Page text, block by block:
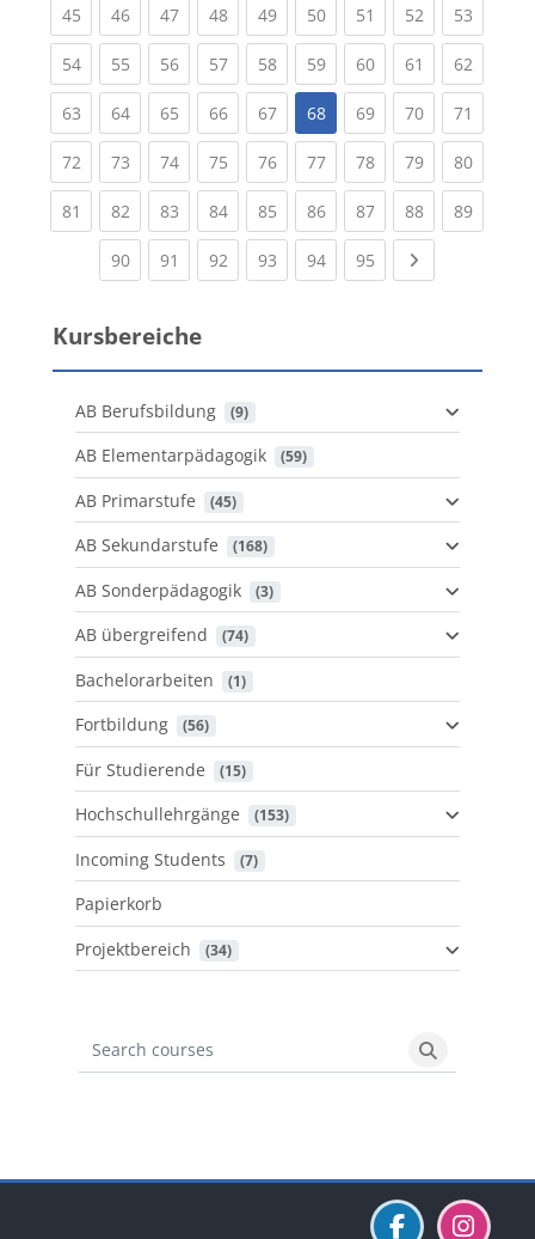
45(current)
46(current)
47(current)
48(current)
49(current)
50(current)
51 (current)
52(current)
53
54(current)
55(current)
56(current)
57(current)
58(current)
59(current)
60(current)
61 (current)
62
63(current)
64(current)
65(current)
66(current)
67(current)
68 69(current)
70(current)
71
72(current)
73(current)
74(current)
75(current)
76(current)
77(current)
78(current)
79(current)
80
81 (current)
82(current)
83(current)
84(current)
85(current)
86(current)
87(current)
88(current)
89
90(current)
91 (current)
92(current)
93(current)
94(current)
95(current)
Kursbereiche
AB Berufsbildung (9)
AB Elementarpädagogik (59)
AB Primarstufe (45)
AB Sekundarstufe (168)
AB Sonderpädagogik (3)
AB übergreifend (74)
Bachelorarbeiten (1)
Fortbildung (56)
Für Studierende (15)
Hochschullehrgänge (153)
Incoming Students (7)
Papierkorb
Projektbereich
(34)
Search courses
Search